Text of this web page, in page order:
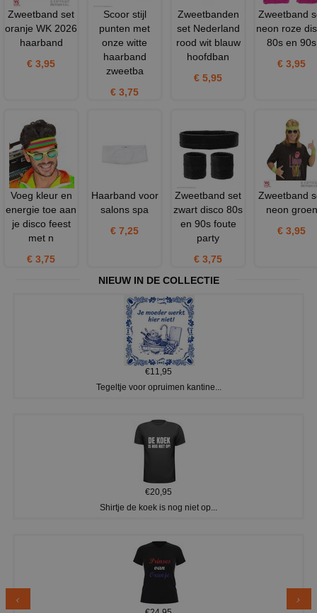
Zweetband set
oranje WK 2026
haarband
€ 3,95
Scoor stijl
punten met
onze witte
haarband
zweetba
€ 3,75
Zweetbanden
set Nederland
rood wit blauw
hoofdban
€ 5,95
Zweetband
neon roze
80s en 90s
€ 3,95
Voeg kleur en
energie toe aan
je disco feest
met n
€ 3,75
Haarband voor
salons spa
€ 7,25
Zweetband set
zwart disco 80s
en 90s foute
party
€ 3,75
Zweetband
neon groen
€ 3,95
NIEUW IN DE COLLECTIE
€11,95
Tegeltje voor opruimen kantine...
€20,95
Shirtje de koek is nog niet op...